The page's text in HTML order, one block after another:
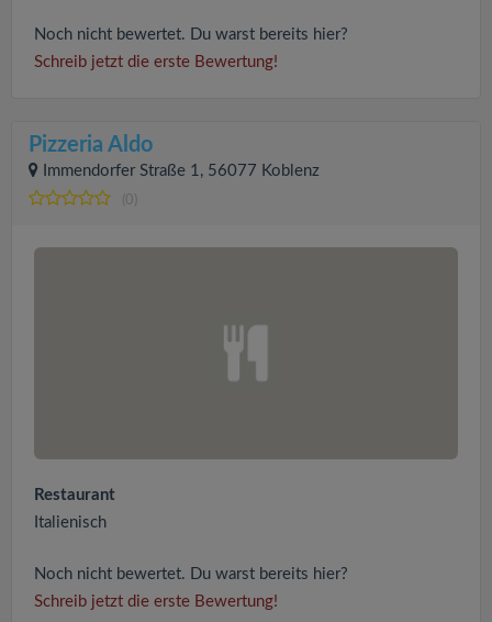
Noch nicht bewertet. Du warst bereits hier?
Schreib jetzt die erste Bewertung!
Pizzeria Aldo
Immendorfer Straße 1, 56077 Koblenz
(0)
Restaurant
Italienisch
Noch nicht bewertet. Du warst bereits hier?
Schreib jetzt die erste Bewertung!